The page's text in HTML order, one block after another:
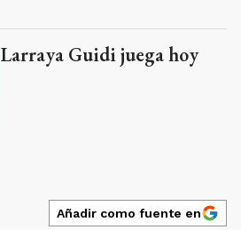
Larraya Guidi juega hoy
Añadir como fuente en